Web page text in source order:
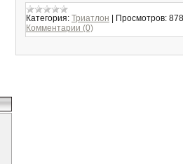
Категория: Триатлон Просмотров: 878
Комментарии (0)